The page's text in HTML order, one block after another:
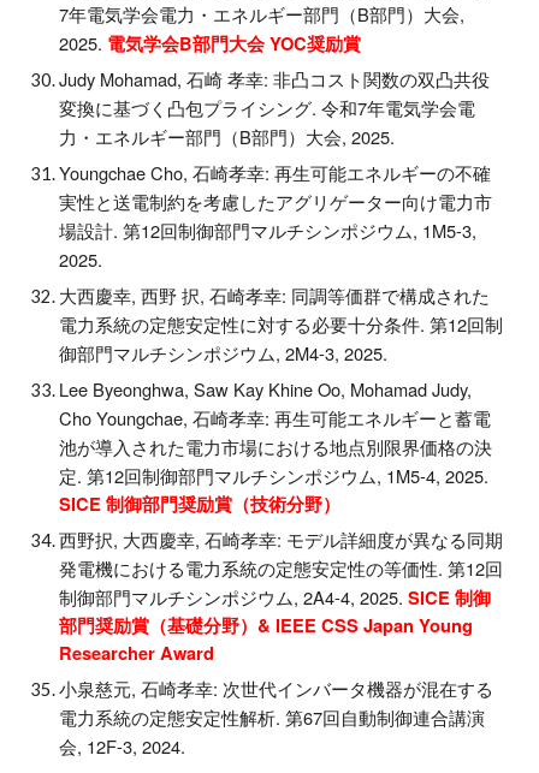
7年電気学会電力・エネルギー部門（B部門）大会,
2025. 電気学会B部門大会 YOC奨励賞
Judy Mohamad, 石崎 孝幸: 非凸コスト関数の双凸共役
変換に基づく凸包プライシング. 令和7年電気学会電
力・エネルギー部門（B部門）大会, 2025.
Youngchae Cho,石崎孝幸: 再生可能エネルギーの不確
実性と送電制約を考慮したアグリゲーター向け電力市
場設計. 第12回制御部門マルチシンポジウム, 1M5-3,
2025.
大西慶幸, 西野 択, 石崎孝幸: 同調等価群で構成された
電力系統の定態安定性に対する必要十分条件. 第12回制
御部門マルチシンポジウム, 2M4-3, 2025.
Lee Byeonghwa, Saw Kay Khine Oo, Mohamad Judy,
Cho Youngchae, 石崎孝幸: 再生可能エネルギーと蓄電
池が導入された電力市場における地点別限界価格の決
定. 第12回制御部門マルチシンポジウム, 1M5-4, 2025.
SICE 制御部門奨励賞（技術分野）
西野択, 大西慶幸, 石崎孝幸: モデル詳細度が異なる同期
発電機における電力系統の定態安定性の等価性. 第12回
制御部門マルチシンポジウム, 2A4-4, 2025.SICE 制御
部門奨励賞（基礎分野）& IEEE CSS Japan Young
Researcher Award
小泉慈元, 石崎孝幸: 次世代インバータ機器が混在する
電力系統の定態安定性解析. 第67回自動制御連合講演
会, 12F-3, 2024.